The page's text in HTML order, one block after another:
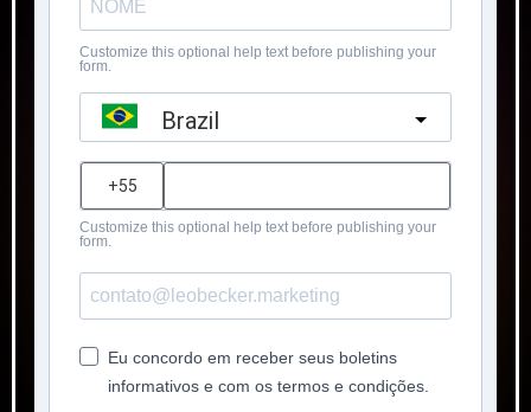
Customize this optional help text before publishing your
form.
Brazil
Customize this optional help text before publishing your
form.
Eu concordo em receber seus boletins
informativos e com os termos e condições.